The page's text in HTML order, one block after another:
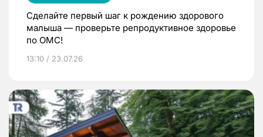
Сделайте первый шаг к рождению здорового
малыша — проверьте репродуктивное здоровье
по ОМС!
13:10 / 23.07.26